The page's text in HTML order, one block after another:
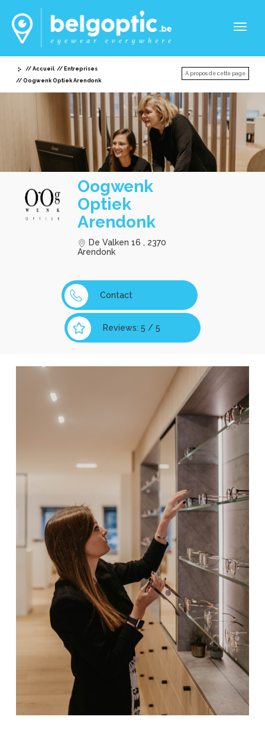
Accueil
Entreprises
Oogwenk Optiek Arendonk
A propos de cette page
Oogwenk
Optiek
Arendonk
De Valken 16 , 2370
Arendonk
Contact
Reviews: 5 / 5